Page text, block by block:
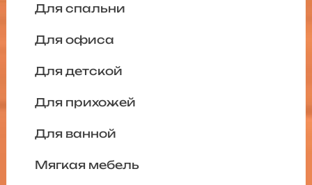
Для спальни
Для офиса
Для детской
Для прихожей
Для ванной
Мягкая мебель